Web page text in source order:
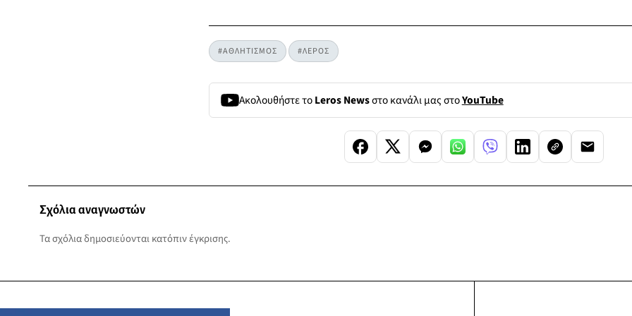
#ΑΘΛΗΤΙΣΜΟΣ #ΛΕΡΟΣ
Ακολουθήστε τοLeros Newsστο κανάλι μας στοYouTube
Σχόλια αναγνωστών
Τα σχόλια δημοσιεύονται κατόπιν έγκρισης.